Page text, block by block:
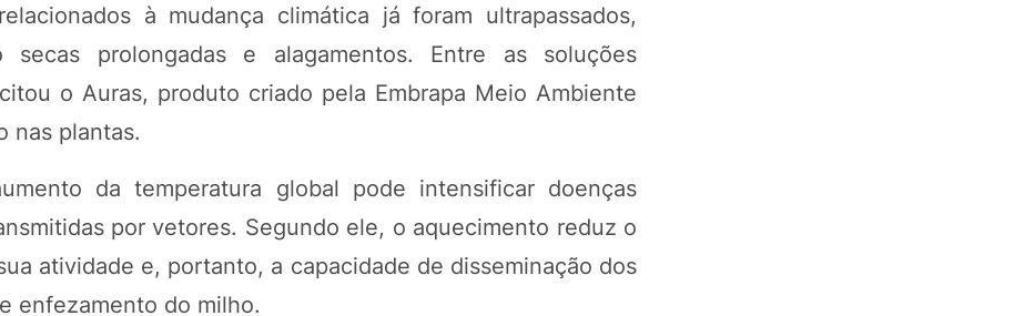
à mudança climática já foram ultrapassados,
prolongadas e alagamentos. Entre as soluções
o Auras, produto criado pela Embrapa Meio Ambiente
nas plantas.
da temperatura global pode intensificar doenças
por vetores. Segundo ele, o aquecimento reduz o
atividade e, portanto, a capacidade de disseminação dos
enfezamento do milho.